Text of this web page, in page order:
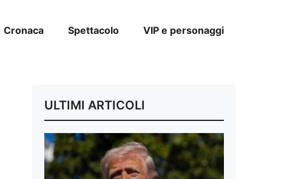
Cronaca Spettacolo VIP e personaggi
ULTIMI ARTICOLI